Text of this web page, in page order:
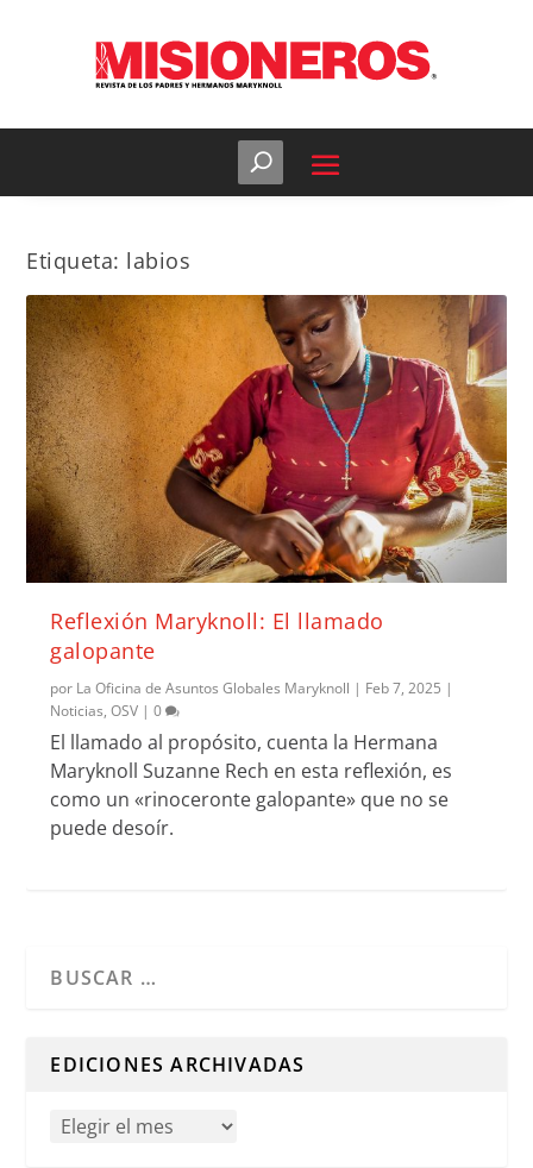
Etiqueta: labios
Reflexión Maryknoll: El llamado
galopante
por La Oficina de Asuntos Globales Maryknoll | Feb 7, 2025 |
Noticias,OSV |0
El llamado al propósito, cuenta la Hermana
Maryknoll Suzanne Rech en esta reflexión, es
como un «rinoceronte galopante» que no se
puede desoír.
EDICIONES ARCHIVADAS